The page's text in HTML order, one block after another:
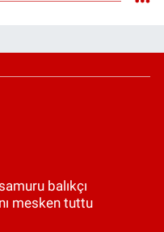
balıkçı
mesken tuttu